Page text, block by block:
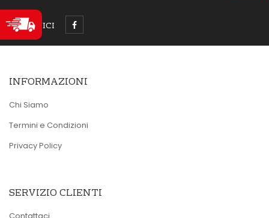
SEGUICI
INFORMAZIONI
Chi Siamo
Termini e Condizioni
Privacy Policy
SERVIZIO CLIENTI